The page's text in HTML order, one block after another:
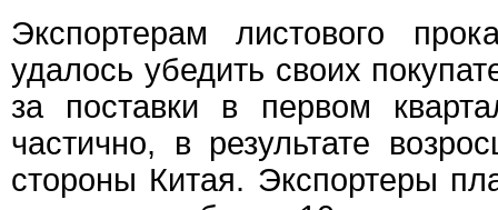
Экспортерам листового
удалось убедить своих
за поставки в первом
частично, в результате
стороны Китая. Экспортеры